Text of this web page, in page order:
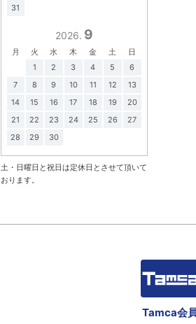
31
2026. 9
月 火 水 木 金 土
日
1
2 3 4 5
6
7
8 9 10 11 12
13
14
15 16 17 18 19
20
21
22 23 24 25 26
27
28
29 30
土・日曜日と祝日は定休日とさせて頂いて
おります。
Tamca会